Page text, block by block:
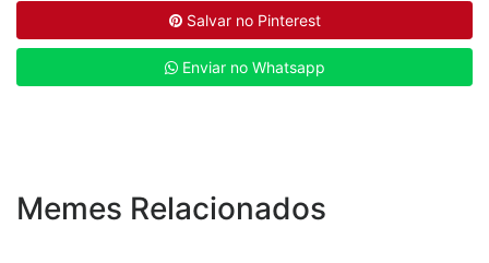
Salvar no Pinterest
Enviar no Whatsapp
Memes Relacionados